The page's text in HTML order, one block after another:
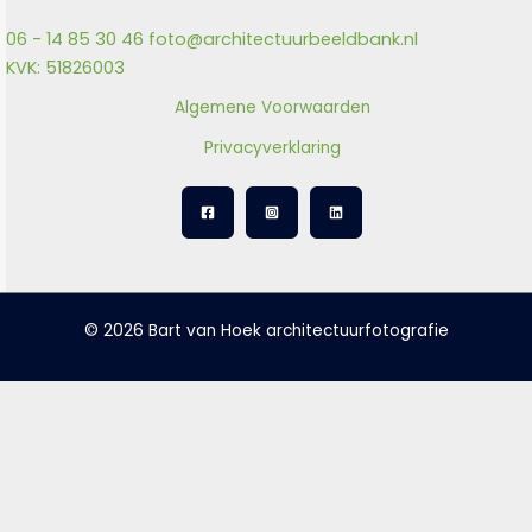
06 - 14 85 30 46 foto@architectuurbeeldbank.nl
KVK: 51826003
Algemene Voorwaarden
Privacyverklaring
© 2026 Bart van Hoek architectuurfotografie